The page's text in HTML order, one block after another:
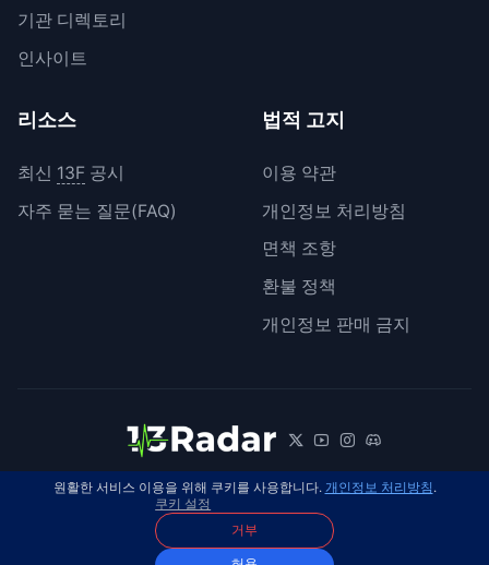
기관 디렉토리
인사이트
리소스
최신 13F공시
자주 묻는 질문(FAQ)
법적 고지
이용 약관
개인정보 처리방침
면책 조항
환불 정책
개인정보 판매 금지
© 2026 13Radar. 모든 권리 보유. 한국어
원활한 서비스 이용을 위해 쿠키를 사용합니다. 개인정보 처리방침 .
쿠키 설정
거부